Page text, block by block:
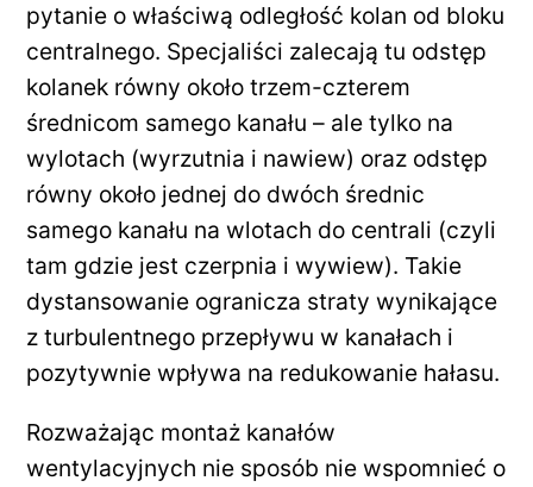
pytanie o właściwą odległość kolan od bloku
centralnego. Specjaliści zalecają tu odstęp
kolanek równy około trzem-czterem
średnicom samego kanału – ale tylko na
wylotach (wyrzutnia i nawiew) oraz odstęp
równy około jednej do dwóch średnic
samego kanału na wlotach do centrali (czyli
tam gdzie jest czerpnia i wywiew). Takie
dystansowanie ogranicza straty wynikające
z turbulentnego przepływu w kanałach i
pozytywnie wpływa na redukowanie hałasu.
Rozważając montaż kanałów
wentylacyjnych nie sposób nie wspomnieć o